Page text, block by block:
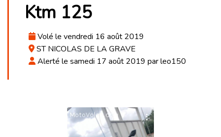
Ktm 125
Volé le vendredi 16 août 2019
ST NICOLAS DE LA GRAVE
Alerté le samedi 17 août 2019 par leo150